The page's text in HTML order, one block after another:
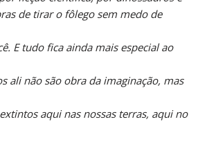
de tirar o fôlego sem medo de
E tudo fica ainda mais especial ao
ali não são obra da imaginação, mas
aqui nas nossas terras, aqui no